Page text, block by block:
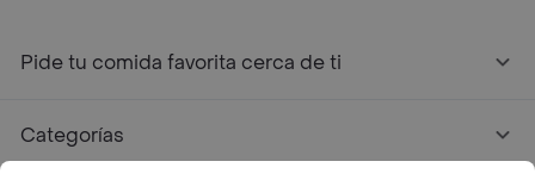
Pide tu comida favorita cerca de ti
Categorías